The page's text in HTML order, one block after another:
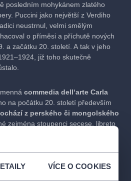
VÍCE O COOKIES
posledním mohykánem zlatého
Puccini jako největší z Verdiho
neustrnul, velmi smělým
o příměsi a příchutě nových
a začátku 20. století. A tak v jeho
již toho skutečně
commedia dell‘arte Carla
na počátku 20. století především
z perského či mongolského
zejména stoupenci secese, libreto
Pekingu
prvky, oblíbené
operuzásadní téma milenecké
motivy ledu, ohně, měsíce
titulky